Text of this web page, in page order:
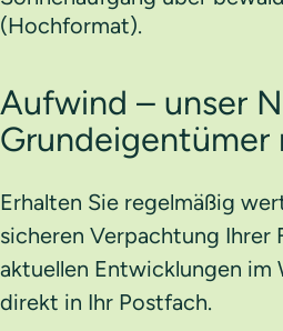
Aufwind – unser
Erhalten Sie regelmäßig
sicheren Verpachtung Ihrer
aktuellen Entwicklungen im
direkt in Ihr Postfach.